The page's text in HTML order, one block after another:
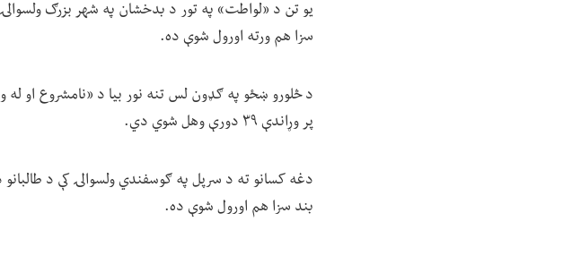
سزا هم ورته اورول شوې ده.
د څلورو ښځو په ګډون لس تنه نور بیا د «نامشروع او
پر وړاندې ۳۹ دورې وهل شوي دي.
دغه کسانو ته د سرپل په ګوسفندي ولسوالۍ کې د طالبانو
بند سزا هم اورول شوې ده.